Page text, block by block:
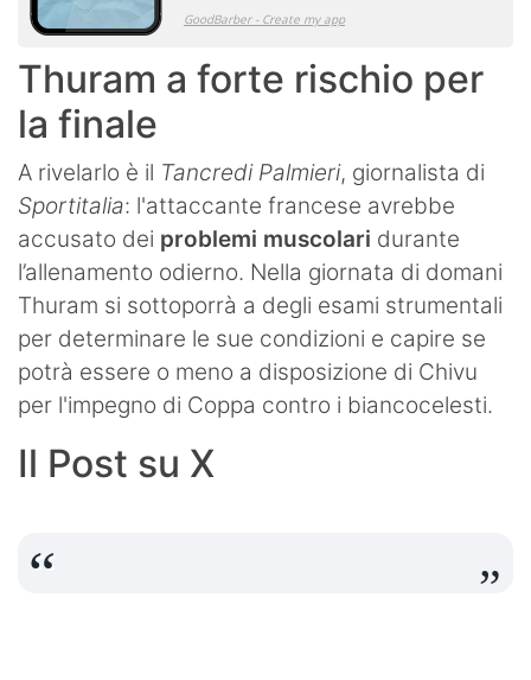
Thuram a forte rischio per
la finale
A rivelarlo è il Tancredi Palmieri, giornalista di
Sportitalia: l'attaccante francese avrebbe
accusato dei problemi muscolari durante
l’allenamento odierno. Nella giornata di domani
Thuram si sottoporrà a degli esami strumentali
per determinare le sue condizioni e capire se
potrà essere o meno a disposizione di Chivu
per l'impegno di Coppa contro i biancocelesti.
Il Post su X